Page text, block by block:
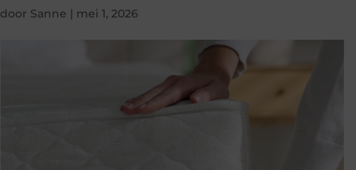
door Sanne | mei 1, 2026